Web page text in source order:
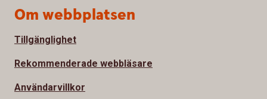
Om webbplatsen
Tillgänglighet
Rekommenderade webbläsare
Användarvillkor